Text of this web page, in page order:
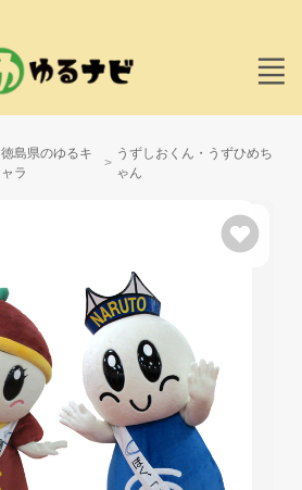
徳島県のゆるキ
ャラ
うずしおくん・うずひめち
ゃん